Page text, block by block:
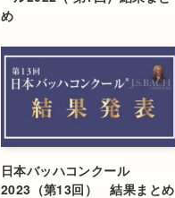
め
日本バッハコンクール
2023（第13回） 結果まとめ